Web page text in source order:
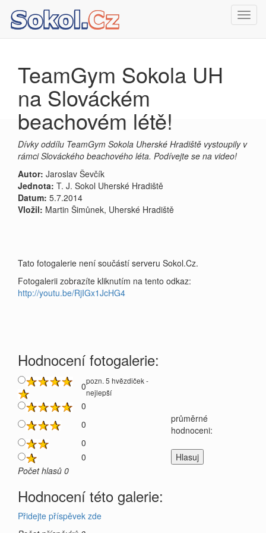
TeamGym Sokola UH
na Slováckém
beachovém létě!
Dívky oddílu TeamGym Sokola Uherské Hradiště vystoupily v
rámci Slováckého beachového léta. Podívejte se na video!
Autor: Jaroslav Ševčík
Jednota: T. J. Sokol Uherské Hradiště
Datum: 5.7.2014
Vložil: Martin Šimůnek, Uherské Hradiště
Tato fotogalerie není součástí serveru Sokol.Cz.
Fotogalerii zobrazíte kliknutím na tento odkaz:
http://youtu.be/RjIGx1JcHG4
Hodnocení fotogalerie:
0pozn. 5 hvězdiček -
nejlepší
0
0
průměrné
hodnoceni:
0
0
Počet hlasů 0
Hodnocení této galerie:
Přidejte příspěvek zde